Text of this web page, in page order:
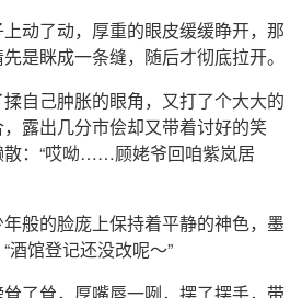
动了动，厚重的眼皮缓缓睁开，那
是眯成一条缝，随后才彻底拉开。
自己肿胀的眼角，又打了个大大的
露出几分市侩却又带着讨好的笑
散：“哎呦……顾姥爷回咱紫岚居
般的脸庞上保持着平静的神色，墨
酒馆登记还没改呢～”